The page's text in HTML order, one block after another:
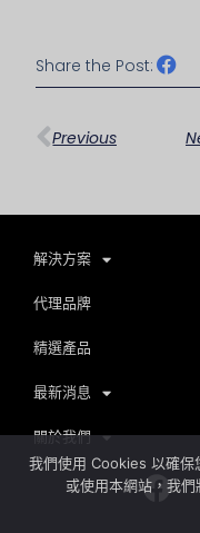
Share the Post:
上一頁
Previous
解決方案
代理品牌
精選產品
最新消息
關於我們
我們使用 Cookies 以確保
或使用本網站，我